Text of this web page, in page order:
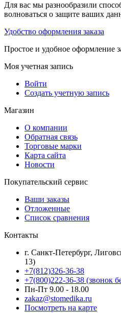
Для вас мы разнообразили
волноваться о защите ваших
Удобство оформления заказа
Простое и удобное оформление
Моя учетная запись
Войти
Создать учетную запись
Магазин
О компании
Обратная связь
Торговые марки
Карта сайта
Новости
Покупательский сервис
Ваши заказы
Отложенные
Список сравнения
Контакты
г. Санкт-Петербург,
13)
+7(812)326-36-38
+7(800)222-36-38 (звонок
Пн-Пт 9.00 - 18.00
zakaz@stomedika.ru
Посмотреть на карте